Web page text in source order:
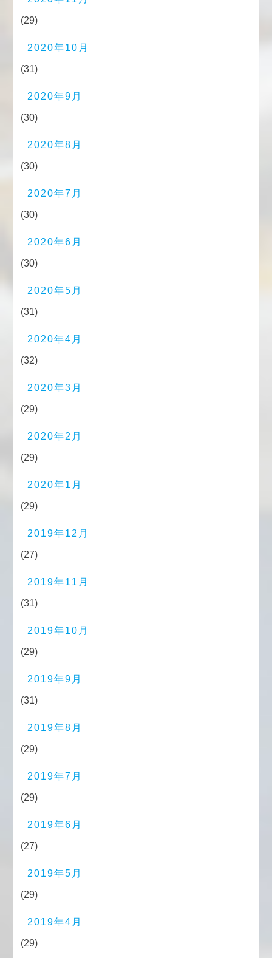
(29)
2020年10月
(31)
2020年9月
(30)
2020年8月
(30)
2020年7月
(30)
2020年6月
(30)
2020年5月
(31)
2020年4月
(32)
2020年3月
(29)
2020年2月
(29)
2020年1月
(29)
2019年12月
(27)
2019年11月
(31)
2019年10月
(29)
2019年9月
(31)
2019年8月
(29)
2019年7月
(29)
2019年6月
(27)
2019年5月
(29)
2019年4月
(29)